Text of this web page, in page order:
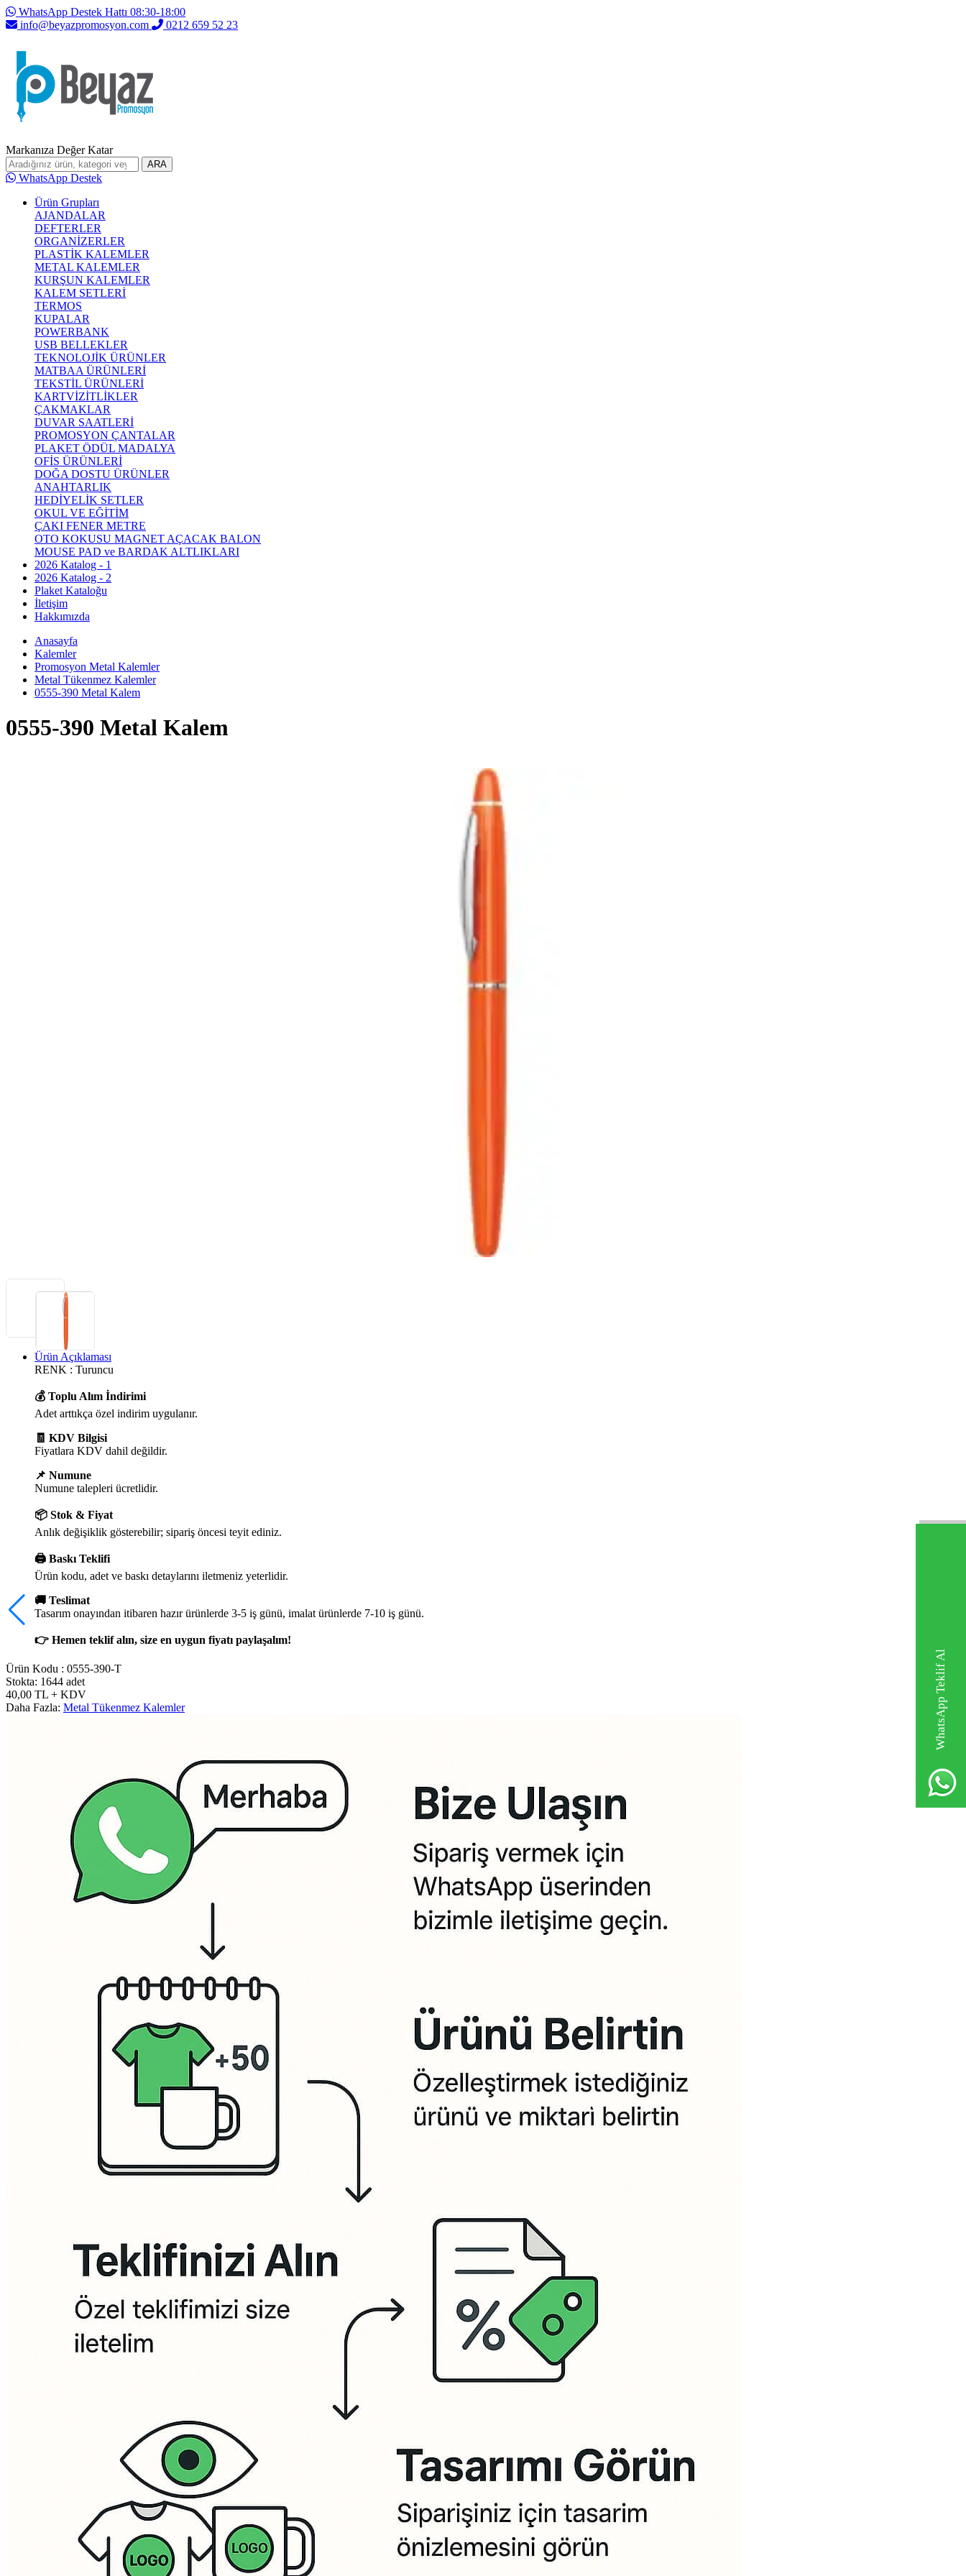
WhatsApp Teklif Al
WhatsApp Destek Hattı 08:30-18:00
info@beyazpromosyon.com
0212 659 52 23
Markanıza Değer Katar
ARA
WhatsApp Destek
Ürün Grupları
AJANDALAR
DEFTERLER
ORGANİZERLER
PLASTİK KALEMLER
METAL KALEMLER
KURŞUN KALEMLER
KALEM SETLERİ
TERMOS
KUPALAR
POWERBANK
USB BELLEKLER
TEKNOLOJİK ÜRÜNLER
MATBAA ÜRÜNLERİ
TEKSTİL ÜRÜNLERİ
KARTVİZİTLİKLER
ÇAKMAKLAR
DUVAR SAATLERİ
PROMOSYON ÇANTALAR
PLAKET ÖDÜL MADALYA
OFİS ÜRÜNLERİ
DOĞA DOSTU ÜRÜNLER
ANAHTARLIK
HEDİYELİK SETLER
OKUL VE EĞİTİM
ÇAKI FENER METRE
OTO KOKUSU MAGNET AÇACAK BALON
MOUSE PAD ve BARDAK ALTLIKLARI
2026 Katalog - 1
2026 Katalog - 2
Plaket Kataloğu
İletişim
Hakkımızda
Anasayfa
Kalemler
Promosyon Metal Kalemler
Metal Tükenmez Kalemler
0555-390 Metal Kalem
0555-390 Metal Kalem
Ürün Açıklaması
RENK : Turuncu
💰 Toplu Alım İndirimi
Adet arttıkça özel indirim uygulanır.
🧾 KDV Bilgisi
Fiyatlara KDV dahil değildir.
📌 Numune
Numune talepleri ücretlidir.
📦 Stok & Fiyat
Anlık değişiklik gösterebilir; sipariş öncesi teyit ediniz.
🖨️ Baskı Teklifi
Ürün kodu, adet ve baskı detaylarını iletmeniz yeterlidir.
🚚 Teslimat
Tasarım onayından itibaren hazır ürünlerde 3-5 iş günü, imalat ürünlerde 7-10 iş günü.
👉 Hemen teklif alın, size en uygun fiyatı paylaşalım!
Ürün Kodu : 0555-390-T
Stokta: 1644 adet
40,00 TL + KDV
Daha Fazla: Metal Tükenmez Kalemler